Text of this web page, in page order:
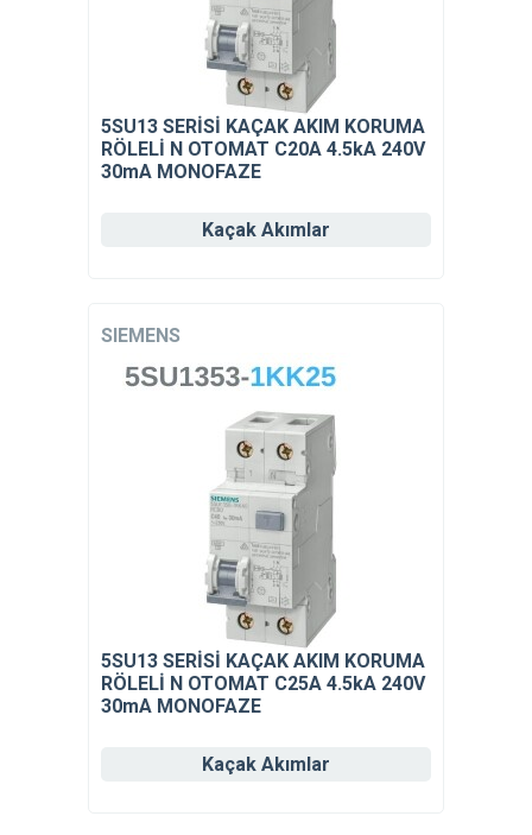
5SU13 SERİSİ KAÇAK AKIM KORUMA
RÖLELİ N OTOMAT C20A 4.5kA 240V
30mA MONOFAZE
Kaçak Akımlar
SIEMENS
5SU13 SERİSİ KAÇAK AKIM KORUMA
RÖLELİ N OTOMAT C25A 4.5kA 240V
30mA MONOFAZE
Kaçak Akımlar